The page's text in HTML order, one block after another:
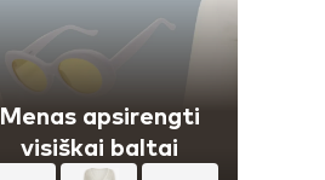
Menas apsirengti
visiškai baltai